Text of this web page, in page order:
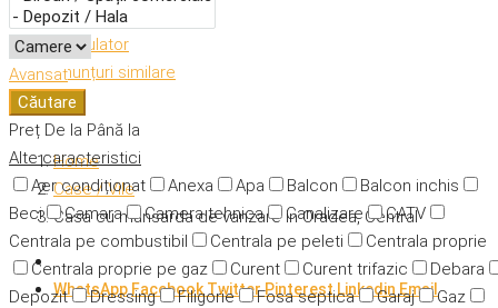
Avansat
Căutare
Preț De la Până la
Alte caracteristici
Aer condiționat
Anexa Apa Balcon
Balcon inchis
Beci
Camara Camera tehnica Canalizare
CATV
Centrala pe combustibil
Centrala pe peleti
Centrala proprie
Centrala proprie pe gaz
Curent Curent trifazic
Debara
Depozit
Dressing Filigorie Fosa septica Garaj
Gaz
Detalii
Calculator
Anunțuri similare
Home
Case / Vile
Casa cu mansarda de vanzare in Oradea, Central
WhatsApp Facebook TwitterPinterest Linkedin Email